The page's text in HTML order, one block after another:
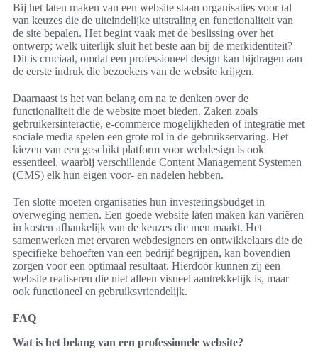
Bij het laten maken van een website staan organisaties voor tal
van keuzes die de uiteindelijke uitstraling en functionaliteit van
de site bepalen. Het begint vaak met de beslissing over het
ontwerp; welk uiterlijk sluit het beste aan bij de merkidentiteit?
Dit is cruciaal, omdat een professioneel design kan bijdragen aan
de eerste indruk die bezoekers van de website krijgen.
Daarnaast is het van belang om na te denken over de
functionaliteit die de website moet bieden. Zaken zoals
gebruikersinteractie, e-commerce mogelijkheden of integratie met
sociale media spelen een grote rol in de gebruikservaring. Het
kiezen van een geschikt platform voor webdesign is ook
essentieel, waarbij verschillende Content Management Systemen
(CMS) elk hun eigen voor- en nadelen hebben.
Ten slotte moeten organisaties hun investeringsbudget in
overweging nemen. Een goede website laten maken kan variëren
in kosten afhankelijk van de keuzes die men maakt. Het
samenwerken met ervaren webdesigners en ontwikkelaars die de
specifieke behoeften van een bedrijf begrijpen, kan bovendien
zorgen voor een optimaal resultaat. Hierdoor kunnen zij een
website realiseren die niet alleen visueel aantrekkelijk is, maar
ook functioneel en gebruiksvriendelijk.
FAQ
Wat is het belang van een professionele website?